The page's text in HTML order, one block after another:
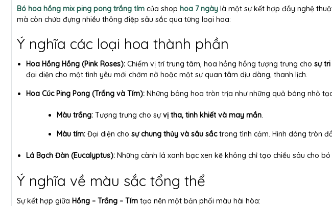
Bó hoa hồng mix ping pong trắng tím của shop hoa 7 ngày là một sự kết hợp đầy nghệ
mà còn chứa đựng nhiều thông điệp sâu sắc qua từng loại hoa:
Ý nghĩa các loại hoa thành phần
Hoa Hồng Hồng (Pink Roses): Chiếm vị trí trung tâm, hoa hồng hồng tượng trưng chosự
đại diện cho một tình yêu mới chớm nở hoặc một sự quan tâm dịu dàng, thanh lịch.
Hoa Cúc Ping Pong (Trắng và Tím): Những bông hoa tròn trịa như những quả bóng nhỏ
Màu trắng: Tượng trưng cho sựvị tha, tinh khiết và may mắn
Màu tím: Đại diện chosự chung thủy và sâu sắctrong tình cảm. Hình dáng tròn
Lá Bạch Đàn (Eucalyptus): Những cành lá xanh bạc xen kẽ không chỉ tạo chiều sâu cho
Ý nghĩa về màu sắc tổng thể
Sự kết hợp giữa Hồng – Trắng – Tím tạo nên một bản phối màu hài hòa: